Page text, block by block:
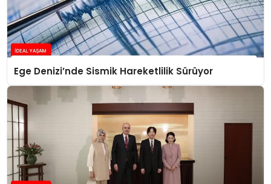
Ege Denizi’nde Sismik Hareketlilik Sürüyor